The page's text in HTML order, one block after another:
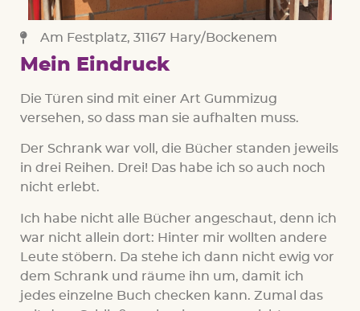
Am Festplatz, 31167 Hary/Bockenem
Mein Eindruck
Die Türen sind mit einer Art Gummizug
versehen, so dass man sie aufhalten muss.
Der Schrank war voll, die Bücher standen jeweils
in drei Reihen. Drei! Das habe ich so auch noch
nicht erlebt.
Ich habe nicht alle Bücher angeschaut, denn ich
war nicht allein dort: Hinter mir wollten andere
Leute stöbern. Da stehe ich dann nicht ewig vor
dem Schrank und räume ihn um, damit ich
jedes einzelne Buch checken kann. Zumal das